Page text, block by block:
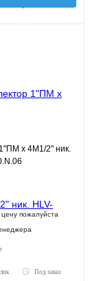
х 4М1/2" ник.
пожалуйста
Под заказ